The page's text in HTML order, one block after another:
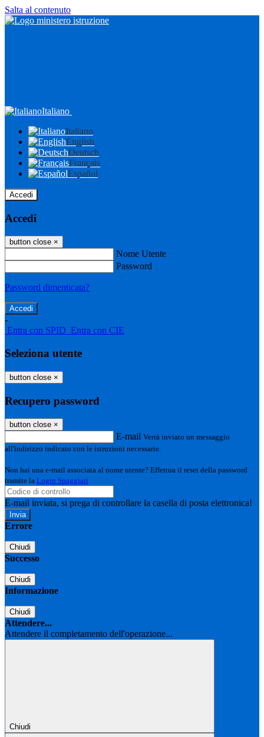
Salta al contenuto
Italiano
Italiano
English
Deutsch
Français
Español
Accedi
Accedi
button close ×
Nome Utente
Password
Password dimenticata?
-
Entra con SPID Entra con CIE
Seleziona utente
button close ×
Recupero password
button close ×
E-mail Verrà inviato un messaggio
all'indirizzo indicato con le istruzioni necessarie.
Non hai una e-mail associata al nome utente? Effettua il reset della password
tramite la Login Spaggiari
E-mail inviata, si prega di controllare la casella di posta elettronica!
Errore
Chiudi
Successo
Chiudi
Informazione
Chiudi
Attendere...
Attendere il completamento dell'operazione...
Chiudi